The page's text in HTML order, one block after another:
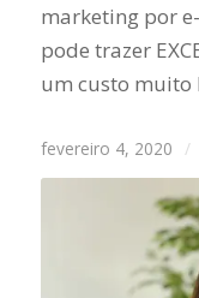
marketing por
pode trazer
um custo muito
fevereiro 4, 2020 /